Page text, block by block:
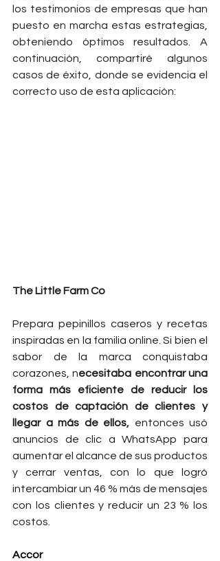
los testimonios de empresas que han
puesto en marcha estas estrategias,
obteniendo óptimos resultados. A
continuación, compartiré algunos
casos de éxito, donde se evidencia el
correcto uso de esta aplicación:
The Little Farm Co
Prepara pepinillos caseros y recetas
inspiradas en la familia online. Si bien el
sabor de la marca conquistaba
corazones, necesitaba encontrar una
forma más eficiente de reducir los
costos de captación de clientes y
llegar a más de ellos, entonces usó
anuncios de clic a WhatsApp para
aumentar el alcance de sus productos
y cerrar ventas, con lo que logró
intercambiar un 46 % más de mensajes
con los clientes y reducir un 23 % los
costos.
Accor